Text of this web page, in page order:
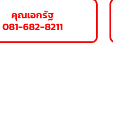
คุณเอกรัฐ
081-682-8211